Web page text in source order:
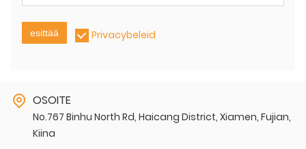
esittää Privacybeleid
OSOITE
No.767 Binhu North Rd, Haicang District, Xiamen, Fujian,
Kiina